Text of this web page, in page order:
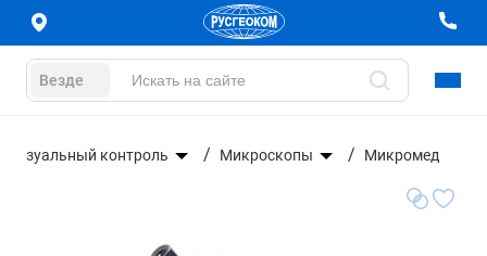
Везде
Визуальный контроль Микроскопы Микромед